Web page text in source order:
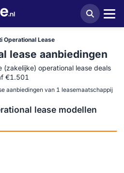
Operational Lease
lease aanbiedingen
(zakelijke) operational lease deals
€1.501
aanbiedingen van 1 leasemaatschappij
lease modellen